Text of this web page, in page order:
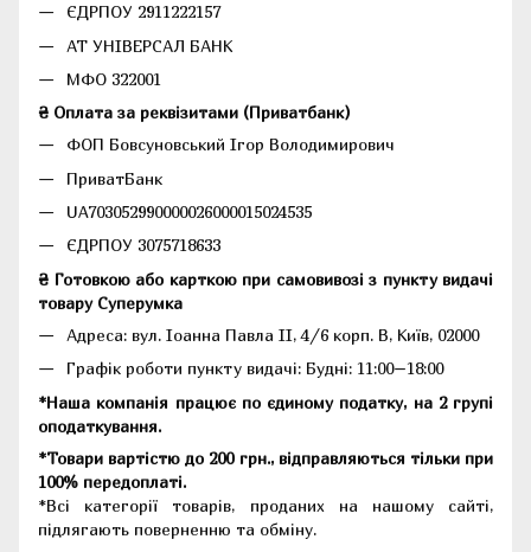
ЄДРПОУ 2911222157
АТ УНІВЕРСАЛ БАНК
МФО 322001
₴ Оплата за реквізитами (Приватбанк)
ФОП Бовсуновський Ігор Володимирович
ПриватБанк
UA703052990000026000015024535
ЄДРПОУ 3075718633
₴ Готовкою або карткою при самовивозі з пункту видачі
товару Суперумка
Адреса: вул. Іоанна Павла II, 4/6 корп. В, Київ, 02000
Графік роботи пункту видачі: Будні: 11:00–18:00
*Наша компанія працює по єдиному податку, на 2 групі
оподаткування.
*Товари вартістю до 200 грн., відправляються тільки при
100% передоплаті.
*Всі категорії товарів, проданих на нашому сайті,
підлягають поверненню та обміну.